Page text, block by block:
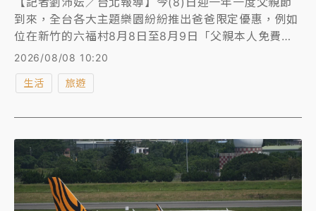
到來，全台各大主題樂園紛紛推出爸爸限定優惠，例如
位在新竹的六福村8月8日至8月9日「父親本人免費入
園」，須有1位陪同者購票入園；花蓮遠雄海洋公園則
使用期間至10月31日，門票先買起來！《知新聞》為您
2026/08/08 10:20
生活 旅遊